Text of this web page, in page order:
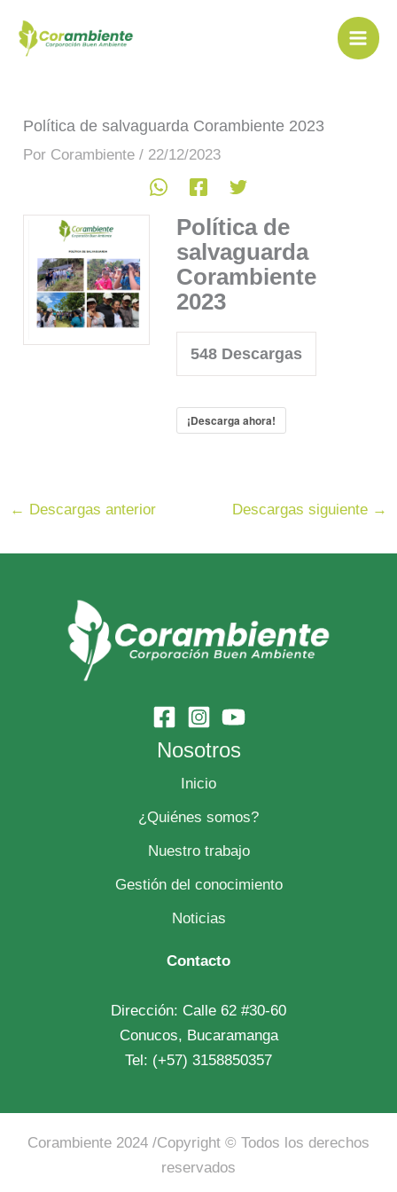
contenido
Política de salvaguarda Corambiente 2023
Por Corambiente/ 22/12/2023
Política de
salvaguarda
Corambiente
2023
548Descargas
¡Descarga ahora!
← Descargas anterior Descargas siguiente →
Nosotros
Inicio
¿Quiénes somos?
Nuestro trabajo
Gestión del conocimiento
Noticias
Contacto
Dirección: Calle 62 #30-60
Conucos, Bucaramanga
Tel: (+57) 3158850357
Corambiente 2024 /Copyright © Todos los derechos
reservados